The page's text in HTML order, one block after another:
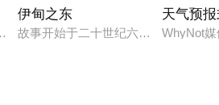
祐,金惠恩,卢英学,黄仁英,崔哲浩,李在
伊甸之东
故事开始于二十世纪六十年代，学生
天气预
WhyNot